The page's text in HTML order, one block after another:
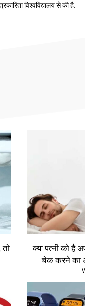
विश्वविद्यालय से की है.
तो
क्या पत्नी को है
चेक करने का